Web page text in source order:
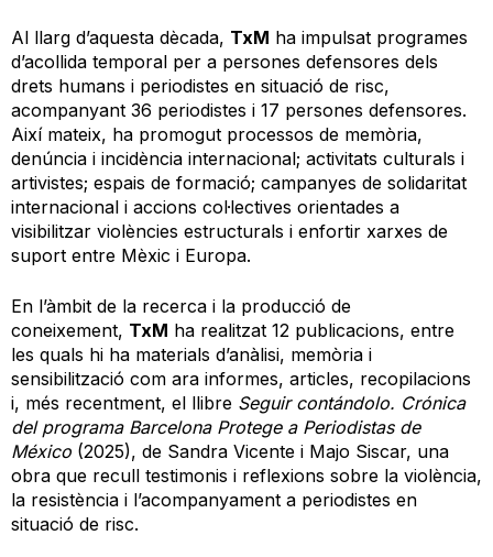
Al llarg d’aquesta dècada, TxM ha impulsat programes
d’acollida temporal per a persones defensores dels
drets humans i periodistes en situació de risc,
acompanyant 36 periodistes i 17 persones defensores.
Així mateix, ha promogut processos de memòria,
denúncia i incidència internacional; activitats culturals i
artivistes; espais de formació; campanyes de solidaritat
internacional i accions col·lectives orientades a
visibilitzar violències estructurals i enfortir xarxes de
suport entre Mèxic i Europa.
En l’àmbit de la recerca i la producció de
coneixement, TxM ha realitzat 12 publicacions, entre
les quals hi ha materials d’anàlisi, memòria i
sensibilització com ara informes, articles, recopilacions
i, més recentment, el llibre Seguir contándolo. Crónica
del programa Barcelona Protege a Periodistas de
México (2025), de Sandra Vicente i Majo Siscar, una
obra que recull testimonis i reflexions sobre la violència,
la resistència i l’acompanyament a periodistes en
situació de risc.